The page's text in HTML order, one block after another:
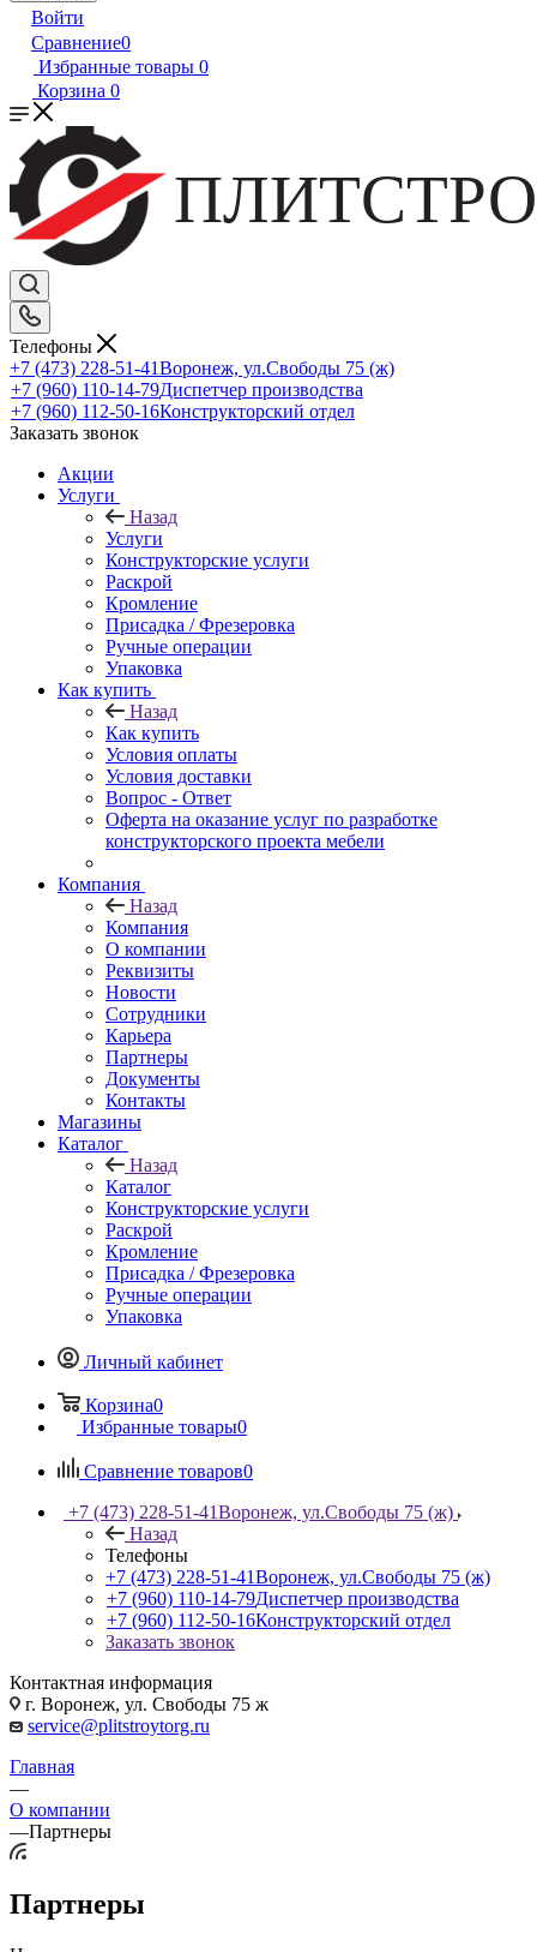
Войти
Сравнение0
Избранные товары 0
Корзина 0
Телефоны
+7 (473) 228-51-41Воронеж, ул.Свободы 75 (ж)
+7 (960) 110-14-79Диспетчер производства
+7 (960) 112-50-16Конструкторский отдел
Заказать звонок
Акции
Услуги
Назад
Услуги
Конструкторские услуги
Раскрой
Кромление
Присадка / Фрезеровка
Ручные операции
Упаковка
Как купить
Назад
Как купить
Условия оплаты
Условия доставки
Вопрос - Ответ
Оферта на оказание услуг по разработке
конструкторского проекта мебели
Компания
Назад
Компания
О компании
Реквизиты
Новости
Сотрудники
Карьера
Партнеры
Документы
Контакты
Магазины
Каталог
Назад
Каталог
Конструкторские услуги
Раскрой
Кромление
Присадка / Фрезеровка
Ручные операции
Упаковка
Личный кабинет
Корзина0
Избранные товары0
Сравнение товаров0
+7 (473) 228-51-41Воронеж, ул.Свободы 75 (ж)
Назад
Телефоны
+7 (473) 228-51-41Воронеж, ул.Свободы 75 (ж)
+7 (960) 110-14-79Диспетчер производства
+7 (960) 112-50-16Конструкторский отдел
Заказать звонок
Контактная информация
г. Воронеж, ул. Свободы 75 ж
service@plitstroytorg.ru
Главная
—
О компании
—Партнеры
Партнеры